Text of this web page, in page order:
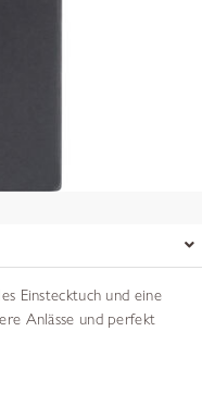
Einstecktuch und eine
Anlässe und perfekt